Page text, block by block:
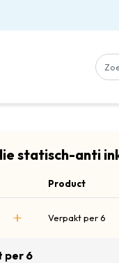
statisch-anti
Product
Verpakt per 6
per 6